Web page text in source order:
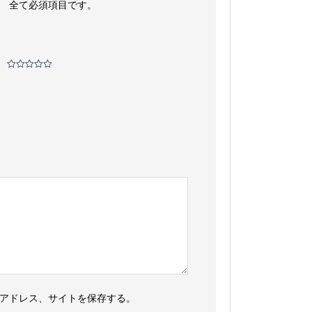
全て必須項目です。
ドレス、サイトを保存する。